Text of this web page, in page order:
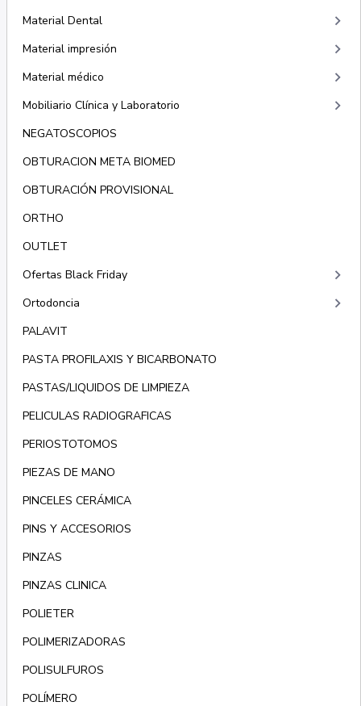
Material Dental
keyboard_arrow_right
Material impresión keyboard_arrow_right
Material médico keyboard_arrow_right
Mobiliario Clínica y Laboratorio keyboard_arrow_right
NEGATOSCOPIOS
OBTURACION META BIOMED
OBTURACIÓN PROVISIONAL
ORTHO
OUTLET
Ofertas Black Friday
keyboard_arrow_right
Ortodoncia keyboard_arrow_right
PALAVIT
PASTA PROFILAXIS Y BICARBONATO
PASTAS/LIQUIDOS DE LIMPIEZA
PELICULAS RADIOGRAFICAS
PERIOSTOTOMOS
PIEZAS DE MANO
PINCELES CERÁMICA
PINS Y ACCESORIOS
PINZAS
PINZAS CLINICA
POLIETER
POLIMERIZADORAS
POLISULFUROS
POLÍMERO